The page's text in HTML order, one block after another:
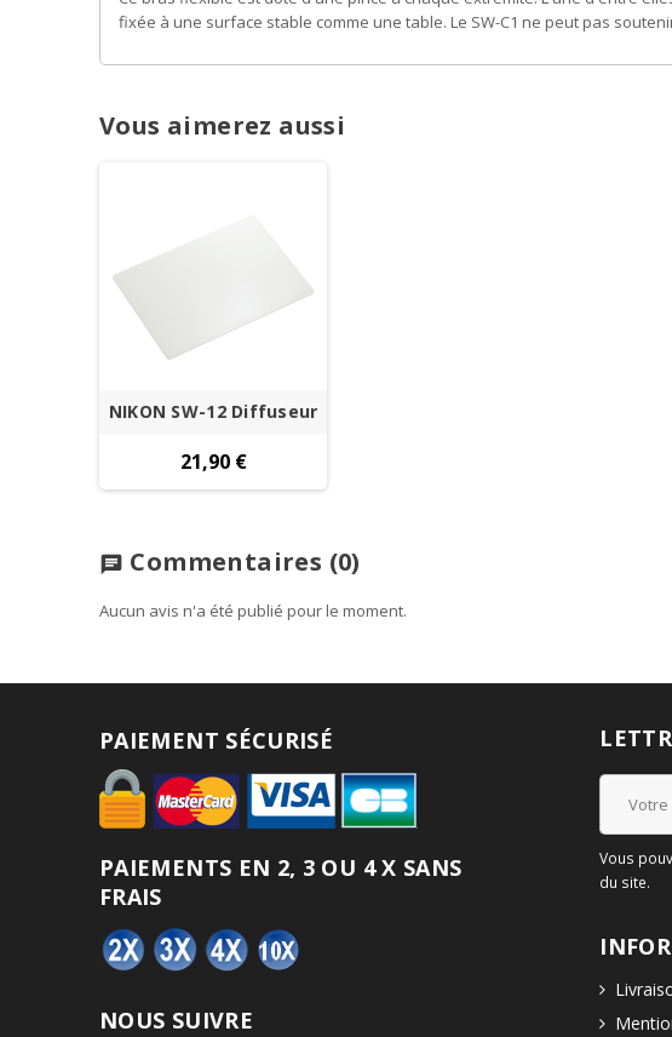
fixée à une surface stable comme une table. Le SW-C1 ne peut pas
Vous aimerez aussi
NIKON SW-12 Diffuseur
21,90 €
chat Commentaires (0)
Aucun avis n'a été publié pour le moment.
PAIEMENT SÉCURISÉ
PAIEMENTS EN 2, 3 OU 4 X SANS
FRAIS
NOUS SUIVRE
Vous
du site.